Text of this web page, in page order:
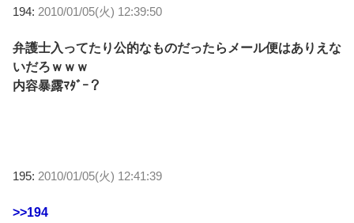
194: 2010/01/05(火) 12:39:50
弁護士入ってたり公的なものだったらメール便はありえな
いだろｗｗｗ
内容暴露ﾏﾀﾞｰ？
195: 2010/01/05(火) 12:41:39
>>194